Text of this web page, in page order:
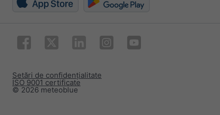
© 2026 meteoblue
ISO 9001 certificate
Setări de confidențialitate